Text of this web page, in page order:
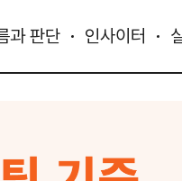
과 판단 인사이터